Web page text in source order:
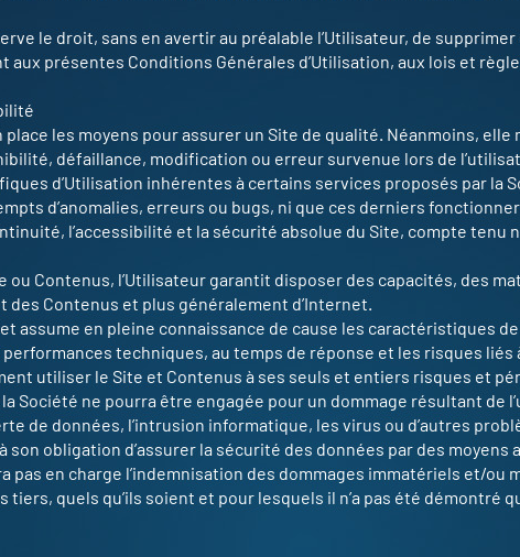
le droit, sans en avertir au préalable l’Utilisateur, de
aux présentes Conditions Générales d’Utilisation, aux lois et
place les moyens pour assurer un Site de qualité. Néanmoins,
défaillance, modification ou erreur survenue lors de
d’Utilisation inhérentes à certains services proposés par la
d’anomalies, erreurs ou bugs, ni que ces derniers
l’accessibilité et la sécurité absolue du Site, compte tenu
ou Contenus, l’Utilisateur garantit disposer des capacités, des
des Contenus et plus généralement d’Internet.
assume en pleine connaissance de cause les caractéristiques
techniques, au temps de réponse et les risques
utiliser le Site et Contenus à ses seuls et entiers risques et
Société ne pourra être engagée pour un dommage résultant de
de données, l’intrusion informatique, les virus ou d’autres
son obligation d’assurer la sécurité des données par des moyens
pas en charge l’indemnisation des dommages immatériels et/
quels qu’ils soient et pour lesquels il n’a pas été démontré